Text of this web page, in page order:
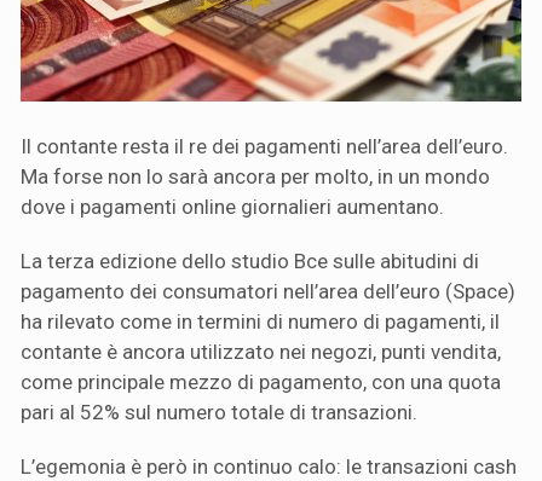
Il contante resta il re dei pagamenti nell’area dell’euro.
Ma forse non lo sarà ancora per molto, in un mondo
dove i pagamenti online giornalieri aumentano.
La terza edizione dello studio Bce sulle abitudini di
pagamento dei consumatori nell’area dell’euro (Space)
ha rilevato come in termini di numero di pagamenti, il
contante è ancora utilizzato nei negozi, punti vendita,
come principale mezzo di pagamento, con una quota
pari al 52% sul numero totale di transazioni.
L’egemonia è però in continuo calo: le transazioni cash